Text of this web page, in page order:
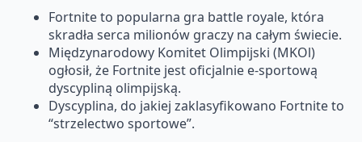
Fortnite to popularna gra battle royale, która
skradła serca milionów graczy na całym świecie.
Międzynarodowy Komitet Olimpijski (MKOl)
ogłosił, że Fortnite jest oficjalnie e-sportową
dyscypliną olimpijską.
Dyscyplina, do jakiej zaklasyfikowano Fortnite to
“strzelectwo sportowe”.